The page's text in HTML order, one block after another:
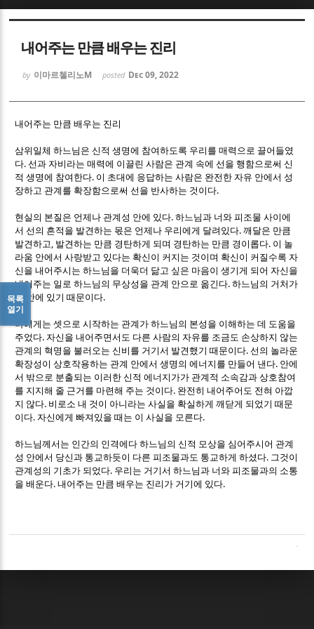
내어주는 만큼 배우는 진리
by 이마르첼리노M posted Dec 09, 2022
내어주는 만큼 배우는 진리
삼위일체 하느님은 신적 생명에 참여하도록 우리를 매력으로 끌어들였
다.선과 자비라는 매력에 이끌린 사람은 관계 속에 선을 행함으로써 신
적 생명에 참여한다. 이 초대에 응답하는 사람은 완전한 자유 안에서 성
장하고 관계를 확장함으로써 선을 반사하는 것이다.
현실의 본질은 언제나 관계성 안에 있다.하느님과 너와 피조물 사이에
서 선의 흔적을 발견하는 몫은 언제나 우리에게 달려있다.깨달은 만큼
발견하고 , 발견하는 만큼 경탄하게 되며 경탄하는 만큼 경이롭다. 이 놀
라움 안에서 사랑받고 있다는 확신이 커지는 것이며 확신이 커질수록 자
신을 내어주시는 하느님을 더욱더 닮고 싶은 마음이 생기게 되어 자신을
내어주는 일로 하느님의 무상성을 관계 안으로 옮긴다.하느님의 거처가
그 안에 있기 때문이다.
나에게는 셋으로 시작하는 관계가 하느님의 본성을 이해하는 데 도움을
주었다.자신을 내어주면서도 다른 사람의 자유를 조금도 손상하지 않는
관계의 혁명을 불러오는 신비를 거기서 발견했기 때문이다.선의 놀라운
확장성이 상호작용하는 관계 안에서 생명의 에너지를 만들어 낸다. 안에
서 밖으로 분출되는 이러한 신적 에너지가가 관계적 소속감과 상호참여
를 지지해 줄 근거를 마련해 주는 것이다. 완전히 내어주어도 전혀 아깝
지 않다. 비로소 내 것이 아니라는 사실을 확실하게 깨닫게 되었기 때문
이다.자신에게 빠져있을 때는 이 사실을 모른다.
하느님께서는 인간의 인격에다 하느님의 신적 모상을 심어주시어 관계
성 안에서 당신과 통교하듯이 다른 피조물과도 통교하게 하셨다. 그것이
관계성의 기초가 되었다. 우리는 거기서 하느님과 너와 피조물과의 소통
을 배운다.내어주는 만큼 배우는 진리가 거기에 있다.
목록
열기
Sketchbook5, 스케치북5
Sketchbook5, 스케치북5
Sketchbook5, 스케치북5
Sketchbook5, 스케치북5